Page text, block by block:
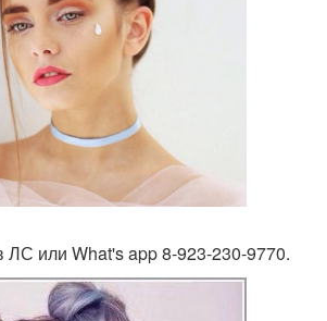
ЛС или What's app 8-923-230-9770.